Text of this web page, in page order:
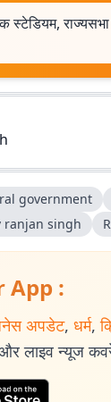
स्टेडियम,
government
ranjan singh
App :
अपडेट, धर्म,
लाइव न्यूज